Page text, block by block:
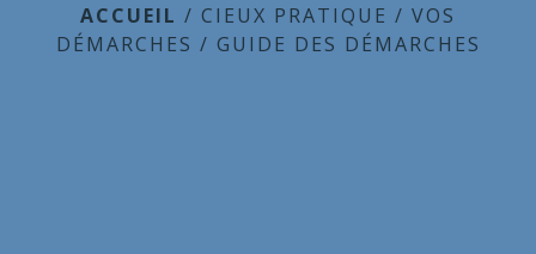
ACCUEIL / CIEUX PRATIQUE / VOS
DÉMARCHES / GUIDE DES DÉMARCHES